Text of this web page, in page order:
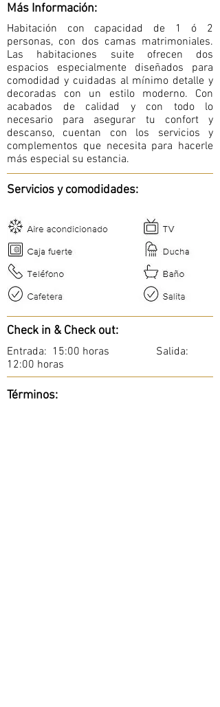
Más Información:
Habitación con capacidad de 1 ó 2
personas, con dos camas matrimoniales.
Las habitaciones suite ofrecen dos
espacios especialmente diseñados para
comodidad y cuidadas al mínimo detalle y
decoradas con un estilo moderno. Con
acabados de calidad y con todo lo
necesario para asegurar tu confort y
descanso, cuentan con los servicios y
complementos que necesita para hacerle
más especial su estancia.
Servicios y comodidades:
Check in & Check out:
Entrada: 15:00 horas Salida:
12:00 horas
Términos: